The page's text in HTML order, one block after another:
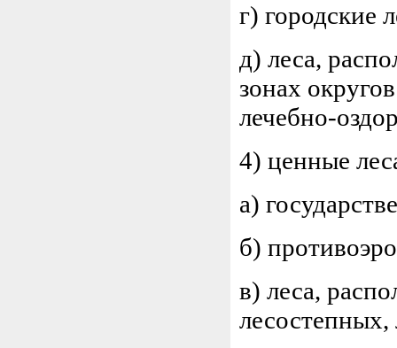
г) городские
д) леса,
зонах
лечебно-
4) ценные
а)
б)
в) леса,
лесостепных,